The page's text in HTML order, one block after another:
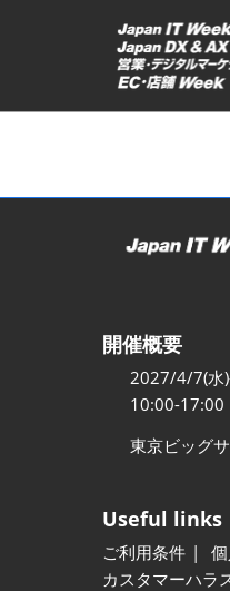
ッ
開催概要
2027/4/7(水
10:00-17:00
東京ビッグ
Useful links
ご利用条件
カスタマーハラ